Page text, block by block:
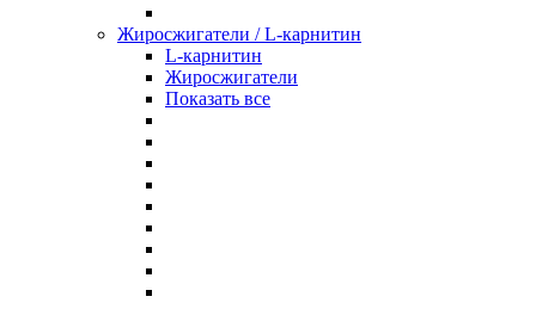
Жиросжигатели / L-карнитин
L-карнитин
Жиросжигатели
Показать все